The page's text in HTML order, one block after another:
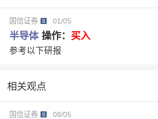
国信证券 01/05
半导体 操作： 买入
参考以下研报
相关观点
国信证券 08/05